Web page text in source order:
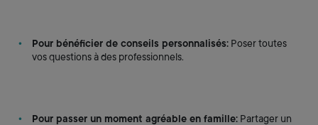
Pour bénéficier de conseils personnalisés: Poser toutes
vos questions à des professionnels.
Pour passer un moment agréable en famille: Partager un